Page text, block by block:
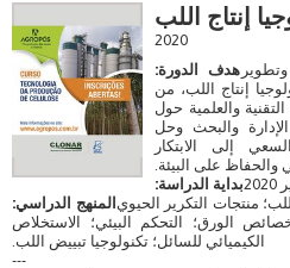
إنتاج اللب
2020
هدف الدورة:
إنتاج اللب، من
والعلمية حول
والبحث وحل
إلى الابتكار
والحفاظ على البيئة.
بداية الدراسة:
المنهج الدراسي: منتجات التكرير الحيوي
الورق؛ التحكم البيئي؛ الاستخلاص
الكيميائي للسائل؛ تكنولوجيا تبييض اللب.
---